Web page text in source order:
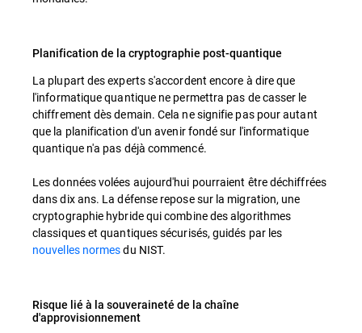
Planification de la cryptographie post-quantique
La plupart des experts s'accordent encore à dire que
l'informatique quantique ne permettra pas de casser le
chiffrement dès demain. Cela ne signifie pas pour autant
que la planification d'un avenir fondé sur l'informatique
quantique n'a pas déjà commencé.
Les données volées aujourd'hui pourraient être déchiffrées
dans dix ans. La défense repose sur la migration, une
cryptographie hybride qui combine des algorithmes
classiques et quantiques sécurisés, guidés par les
nouvelles normesdu NIST.
Risque lié à la souveraineté de la chaîne
d'approvisionnement